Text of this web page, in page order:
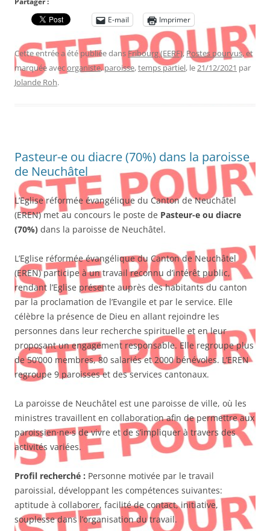
E-mail
Imprimer
Cette entrée a été publiée dans Fribourg (EERF), Postes pourvus, et
marquée avecorganiste,paroisse,temps partiel, le21/12/2021 par
Jolande Roh.
Pasteur-e ou diacre (70%) dans la paroisse
de Neuchâtel
L’Eglise réformée évangélique du Canton de Neuchâtel
(EREN) met au concours le poste de Pasteur-e ou diacre
(70%) dans la paroisse de Neuchâtel.
L’Eglise réformée évangélique du Canton de Neuchâtel
(EREN) participe à un travail reconnu d’intérêt public,
rendant l’Eglise présente auprès des habitants du canton
par la proclamation de l’Evangile et par le service. Elle
célèbre la présence de Dieu en allant rejoindre les
personnes dans leur recherche spirituelle et en leur
proposant un engagement responsable. Elle regroupe plus
de 50’000 membres, 80 salariés et 2000 bénévoles. L’EREN
regroupe 9 paroisses et des services cantonaux.
La paroisse de Neuchâtel est une paroisse de ville, où les
ministres travaillent en collaboration afin de permettre aux
paroissien·ne·s de vivre et de s’impliquer à travers des
activités variées.
Profil recherché : Personne motivée par le travail
paroissial, développant les compétences suivantes:
aptitude à collaborer, facilité de contact, initiative,
souplesse dans l’organisation du travail.